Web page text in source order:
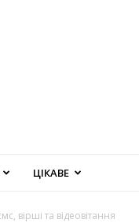
ЦІКАВЕ
вірші та відеовітання